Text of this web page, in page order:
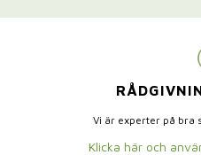
Vi är experter på bra
Klicka här och